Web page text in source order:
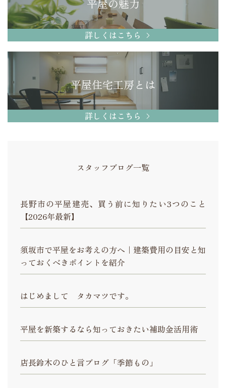
平屋の魅力
詳しくはこちら
平屋住宅工房とは
詳しくはこちら
スタッフブログ一覧
長野市の平屋建売、買う前に知りたい3つのこと
【2026年最新】
須坂市で平屋をお考えの方へ｜建築費用の目安と知
っておくべきポイントを紹介
はじめまして タカマツです。
平屋を新築するなら知っておきたい補助金活用術
店長鈴木のひと言ブログ「季節もの」